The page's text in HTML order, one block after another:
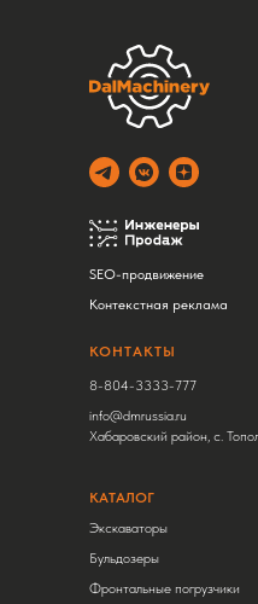
Экскаваторы
Бульдозеры
Фронтальные погрузчики
КАТАЛОГ
SEO-продвижение
Контекстная реклама
8-804-3333-777
info@dmrussia.ru
Хабаровский район, с.
КОНТАКТЫ